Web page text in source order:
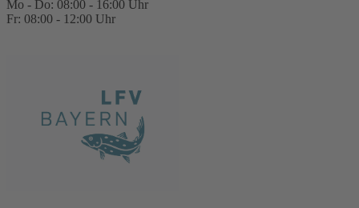
Mo - Do: 08:00 - 16:00 Uhr
Fr: 08:00 - 12:00 Uhr